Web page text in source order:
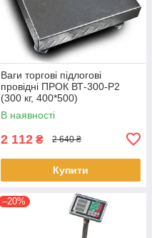
Ваги торгові підлогові
провідні ПРОК ВТ-300-Р2
(300 кг, 400*500)
В наявності
2 112 ₴ 2 640 ₴
Купити
–20%